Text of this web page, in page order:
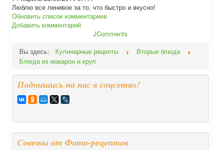
Люблю все ленивое за то, что быстро и вкусно!
Обновить список комментариев
Добавить комментарий
JComments
Вы здесь:
Кулинарные рецепты
Вторые блюда
Блюда из макарон и круп
Подпишись на нас в соцсетях!
Cоветы от Фото-рецептов